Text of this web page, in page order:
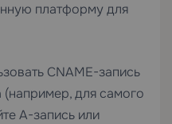
платформу для
CNAME-запись
для самого
A-запись или